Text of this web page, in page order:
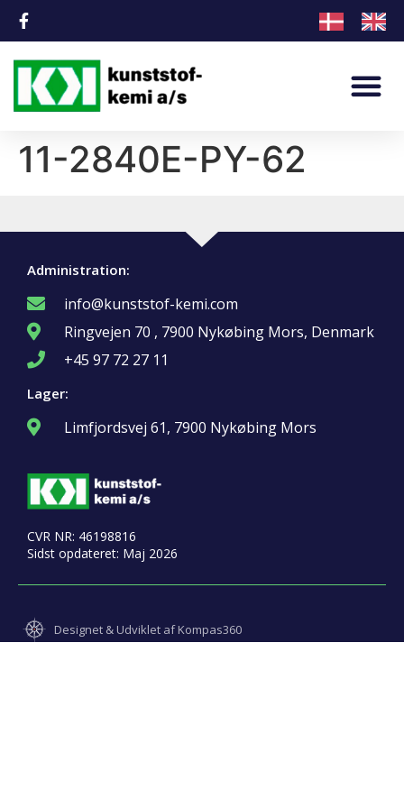
11-2840E-PY-62
Administration:
info@kunststof-kemi.com
Ringvejen 70 , 7900 Nykøbing Mors, Denmark
+45 97 72 27 11
Lager:
Limfjordsvej 61, 7900 Nykøbing Mors
CVR NR: 46198816
Sidst opdateret: Maj 2026
Designet & Udviklet af Kompas360